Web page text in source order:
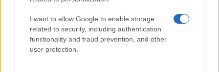
I want to allow Google to enable storage
related to security, including authentication
functionality and fraud prevention, and other
user protection.
La chiave è la coerenza gentile: regole poche e
chiare, feedback brevi e frequenti, spazi di ascolto.
Con materiali visivi, giochi cooperativi e valutazioni